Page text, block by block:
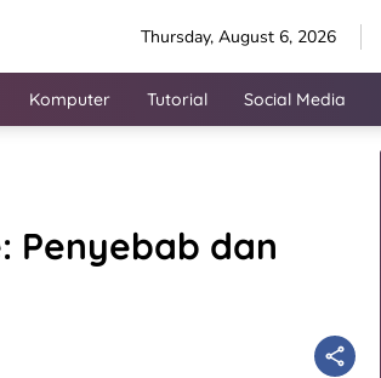
Thursday, August 6, 2026
Komputer Tutorial Social Media
Penyebab dan